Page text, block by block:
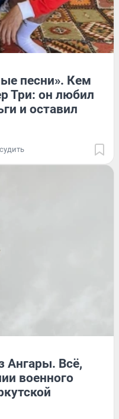
песни». Кем
Три: он любил
и оставил
Ангары. Всё,
военного